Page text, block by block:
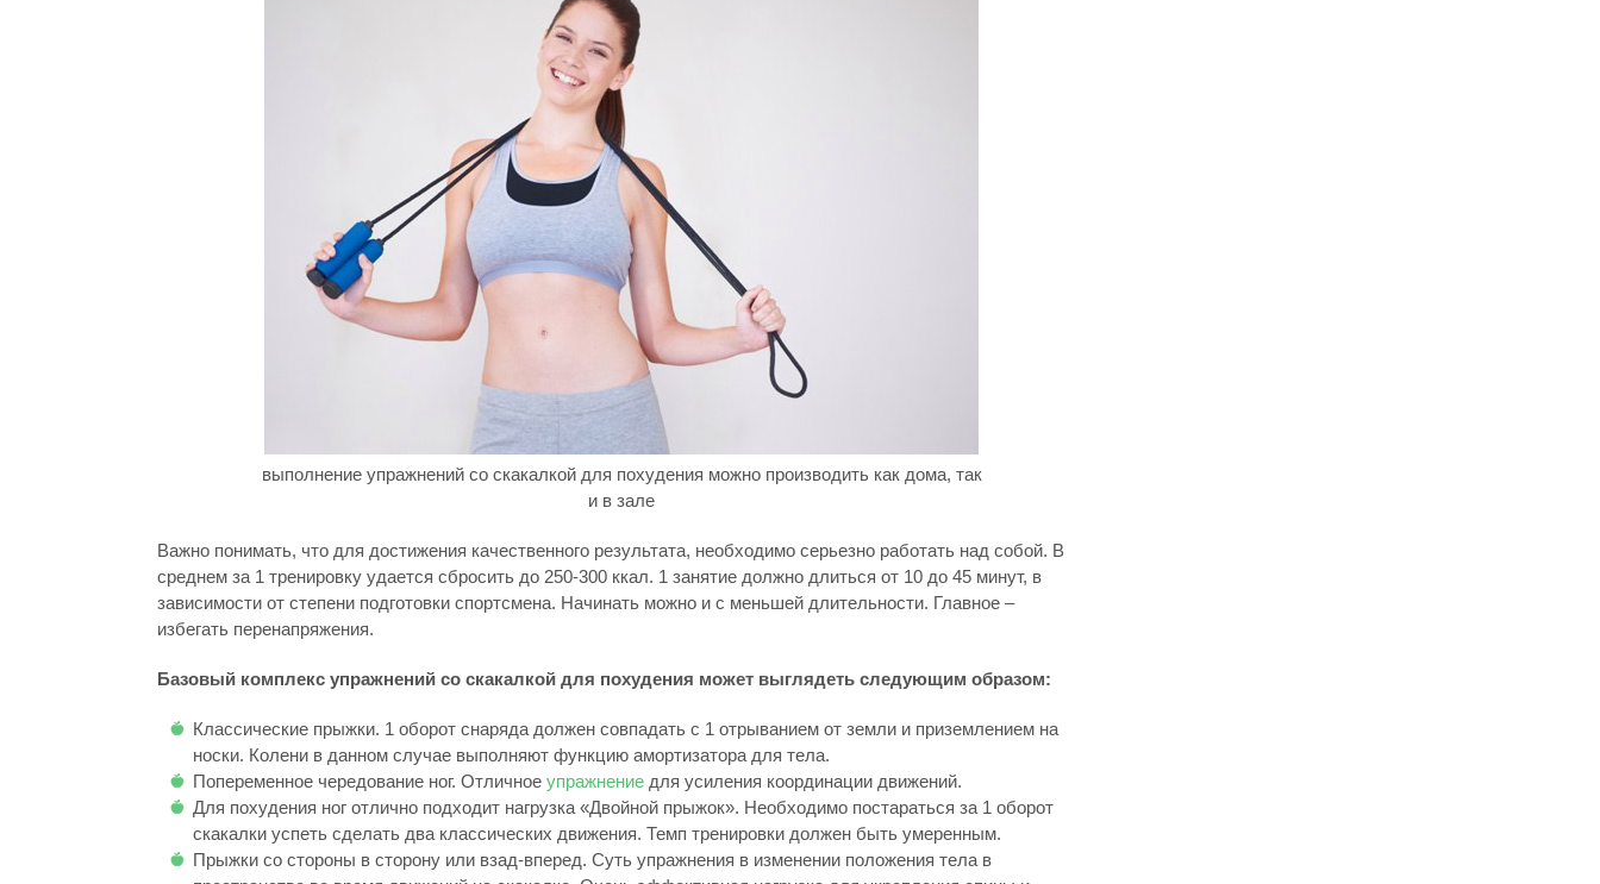
выполнение упражнений со скакалкой для похудения можно производить как дома, так
и в зале
Важно понимать, что для достижения качественного результата, необходимо серьезно работать над собой. В
среднем за 1 тренировку удается сбросить до 250-300 ккал. 1 занятие должно длиться от 10 до 45 минут, в
зависимости от степени подготовки спортсмена. Начинать можно и с меньшей длительности. Главное –
избегать перенапряжения.
Базовый комплекс упражнений со скакалкой для похудения может выглядеть следующим образом:
Классические прыжки. 1 оборот снаряда должен совпадать с 1 отрыванием от земли и приземлением на
носки. Колени в данном случае выполняют функцию амортизатора для тела.
Попеременное чередование ног. Отличное упражнение для усиления координации движений.
Для похудения ног отлично подходит нагрузка «Двойной прыжок». Необходимо постараться за 1 оборот
скакалки успеть сделать два классических движения. Темп тренировки должен быть умеренным.
Прыжки со стороны в сторону или взад-вперед. Суть упражнения в изменении положения тела в